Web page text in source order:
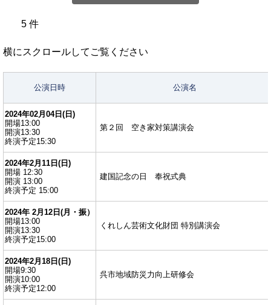
5 件
横にスクロールしてご覧ください
公演日時 公演名
2024年02月04日(日)
開場13:00
開演13:30
終演予定15:30
第２回 空き家対策講演会
2024年2月11日(日)
開場 12:30
開演 13:00
終演予定 15:00
建国記念の日 奉祝式典
2024年 2月12日(月・振）
開場13:00
開演13:30
終演予定15:00
くれしん芸術文化財団 特別講演会
2024年2月18日(日)
開場9:30
開演10:00
終演予定12:00
呉市地域防災力向上研修会